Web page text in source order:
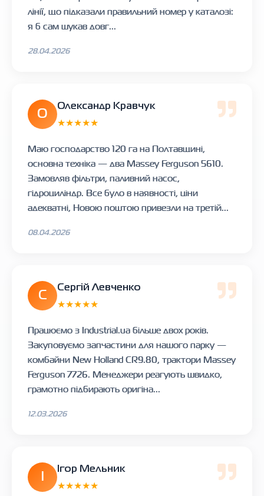
лінії, що підказали правильний номер у каталозі:
я б сам шукав довг...
28.04.2026
О
Олександр Кравчук
★★★★★
Маю господарство 120 га на Полтавщині,
основна техніка — два Massey Ferguson 5610.
Замовляв фільтри, паливний насос,
гідроциліндр. Все було в наявності, ціни
адекватні, Новою поштою привезли на третій...
08.04.2026
С
Сергій Левченко
★★★★★
Працюємо з Industrial.ua більше двох років.
Закуповуємо запчастини для нашого парку —
комбайни New Holland CR9.80, трактори Massey
Ferguson 7726. Менеджери реагують швидко,
грамотно підбирають оригіна...
12.03.2026
Ігор Мельник
★★★★★